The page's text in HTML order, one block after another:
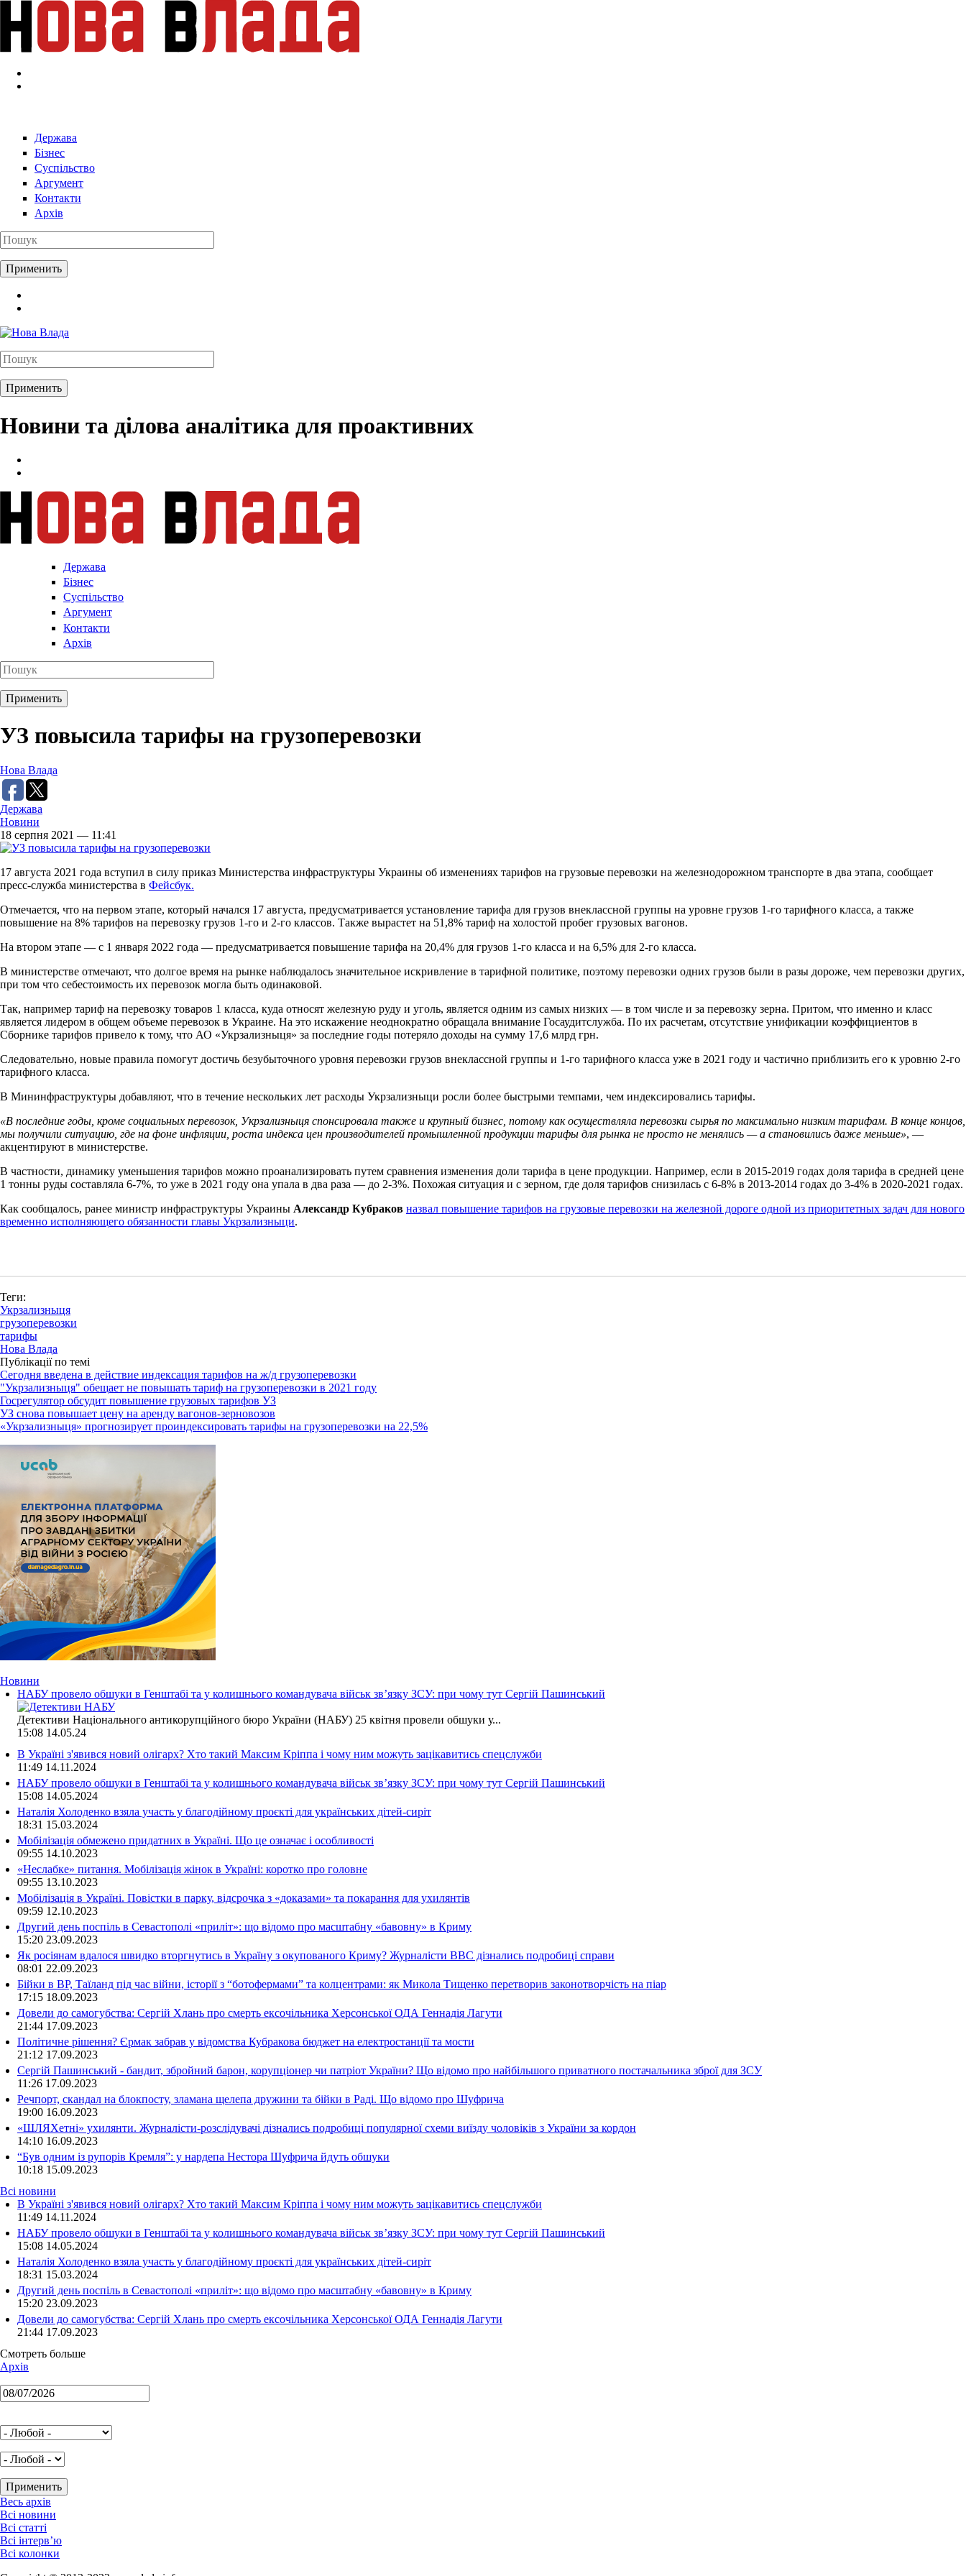
Перейти к основному содержанию
Держава
Бізнес
Суспільство
Аргумент
Контакти
Архів
Новини та ділова аналітика для проактивних
Держава
Бізнес
Суспільство
Аргумент
Контакти
Архів
УЗ повысила тарифы на грузоперевозки
Нова Влада
Держава
Новини
18 серпня 2021 — 11:41
17 августа 2021 года вступил в силу приказ Министерства инфраструктуры Украины об изменениях тарифов на грузовые перевозки на железнодорожном транспорте в два этапа, сообщает
пресс-служба министерства в Фейсбук.
Отмечается, что на первом этапе, который начался 17 августа, предусматривается установление тарифа для грузов внеклассной группы на уровне грузов 1-го тарифного класса, а также
повышение на 8% тарифов на перевозку грузов 1-го и 2-го классов. Также вырастет на 51,8% тариф на холостой пробег грузовых вагонов.
На втором этапе — с 1 января 2022 года — предусматривается повышение тарифа на 20,4% для грузов 1-го класса и на 6,5% для 2-го класса.
В министерстве отмечают, что долгое время на рынке наблюдалось значительное искривление в тарифной политике, поэтому перевозки одних грузов были в разы дороже, чем перевозки других,
при том что себестоимость их перевозок могла быть одинаковой.
Так, например тариф на перевозку товаров 1 класса, куда относят железную руду и уголь, является одним из самых низких — в том числе и за перевозку зерна. Притом, что именно и класс
является лидером в общем объеме перевозок в Украине. На это искажение неоднократно обращала внимание Госаудитслужба. По их расчетам, отсутствие унификации коэффициентов в
Сборнике тарифов привело к тому, что АО «Укрзализныця» за последние годы потеряло доходы на сумму 17,6 млрд грн.
Следовательно, новые правила помогут достичь безубыточного уровня перевозки грузов внеклассной группы и 1-го тарифного класса уже в 2021 году и частично приблизить его к уровню 2-го
тарифного класса.
В Мининфраструктуры добавляют, что в течение нескольких лет расходы Укрзализныци росли более быстрыми темпами, чем индексировались тарифы.
«В последние годы, кроме социальных перевозок, Укрзализныця спонсировала также и крупный бизнес, потому как осуществляла перевозки сырья по максимально низким тарифам. В конце концов,
мы получили ситуацию, где на фоне инфляции, роста индекса цен производителей промышленной продукции тарифы для рынка не просто не менялись — а становились даже меньше», —
акцентируют в министерстве.
В частности, динамику уменьшения тарифов можно проанализировать путем сравнения изменения доли тарифа в цене продукции. Например, если в 2015-2019 годах доля тарифа в средней цене
1 тонны руды составляла 6-7%, то уже в 2021 году она упала в два раза — до 2-3%. Похожая ситуация и с зерном, где доля тарифов снизилась с 6-8% в 2013-2014 годах до 3-4% в 2020-2021 годах.
Как сообщалось, ранее министр инфраструктуры Украины Александр Кубраков назвал повышение тарифов на грузовые перевозки на железной дороге одной из приоритетных задач для нового
временно исполняющего обязанности главы Укрзализныци.
Теги:
Укрзализныця
грузоперевозки
тарифы
Нова Влада
Публікації по темі
Сегодня введена в действие индексация тарифов на ж/д грузоперевозки
"Укрзализныця" обещает не повышать тариф на грузоперевозки в 2021 году
Госрегулятор обсудит повышение грузовых тарифов УЗ
УЗ снова повышает цену на аренду вагонов-зерновозов
«Укрзализныця» прогнозирует проиндексировать тарифы на грузоперевозки на 22,5%
Новини
НАБУ провело обшуки в Генштабі та у колишнього командувача військ зв’язку ЗСУ: при чому тут Сергій Пашинський
Детективи Національного антикорупційного бюро України (НАБУ) 25 квітня провели обшуки у...
15:08 14.05.24
В Україні з'явився новий олігарх? Хто такий Максим Кріппа і чому ним можуть зацікавитись спецслужби
11:49 14.11.2024
НАБУ провело обшуки в Генштабі та у колишнього командувача військ зв’язку ЗСУ: при чому тут Сергій Пашинський
15:08 14.05.2024
Наталія Холоденко взяла участь у благодійному проєкті для українських дітей-сиріт
18:31 15.03.2024
Мобілізація обмежено придатних в Україні. Що це означає і особливості
09:55 14.10.2023
«Неслабке» питання. Мобілізація жінок в Україні: коротко про головне
09:55 13.10.2023
Мобілізація в Україні. Повістки в парку, відсрочка з «доказами» та покарання для ухилянтів
09:59 12.10.2023
Другий день поспіль в Севастополі «приліт»: що відомо про масштабну «бавовну» в Криму
15:20 23.09.2023
Як росіянам вдалося швидко вторгнутись в Україну з окупованого Криму? Журналісти ВВС дізнались подробиці справи
08:01 22.09.2023
Бійки в ВР, Таїланд під час війни, історії з “ботофермами” та колцентрами: як Микола Тищенко перетворив законотворчість на піар
17:15 18.09.2023
Довели до самогубства: Сергій Хлань про смерть ексочільника Херсонської ОДА Геннадія Лагути
21:44 17.09.2023
Політичне рішення? Єрмак забрав у відомства Кубракова бюджет на електростанції та мости
21:12 17.09.2023
Сергій Пашинський - бандит, збройний барон, корупціонер чи патріот України? Що відомо про найбільшого приватного постачальника зброї для ЗСУ
11:26 17.09.2023
Речпорт, скандал на блокпосту, зламана щелепа дружини та бійки в Раді. Що відомо про Шуфрича
19:00 16.09.2023
«ШЛЯХетні» ухилянти. Журналісти-розслідувачі дізнались подробиці популярної схеми виїзду чоловіків з України за кордон
14:10 16.09.2023
“Був одним із рупорів Кремля”: у нардепа Нестора Шуфрича йдуть обшуки
10:18 15.09.2023
Всі новини
В Україні з'явився новий олігарх? Хто такий Максим Кріппа і чому ним можуть зацікавитись спецслужби
11:49 14.11.2024
НАБУ провело обшуки в Генштабі та у колишнього командувача військ зв’язку ЗСУ: при чому тут Сергій Пашинський
15:08 14.05.2024
Наталія Холоденко взяла участь у благодійному проєкті для українських дітей-сиріт
18:31 15.03.2024
Другий день поспіль в Севастополі «приліт»: що відомо про масштабну «бавовну» в Криму
15:20 23.09.2023
Довели до самогубства: Сергій Хлань про смерть ексочільника Херсонської ОДА Геннадія Лагути
21:44 17.09.2023
Смотреть больше
Архів
Весь архів
Всі новини
Всі статті
Всі інтерв’ю
Всі колонки